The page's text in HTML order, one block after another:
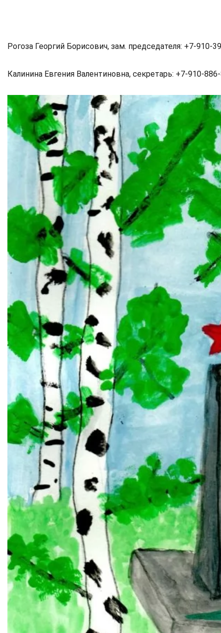
Рогоза Георгий Борисович, зам. председателя: +7-910-
Калинина Евгения Валентиновна, секретарь: +7-910-